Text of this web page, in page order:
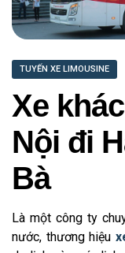
TUYẾN XE LIMOUSINE
Xe
Nội đi
Bà
Là một công ty
nước, thương hiệu